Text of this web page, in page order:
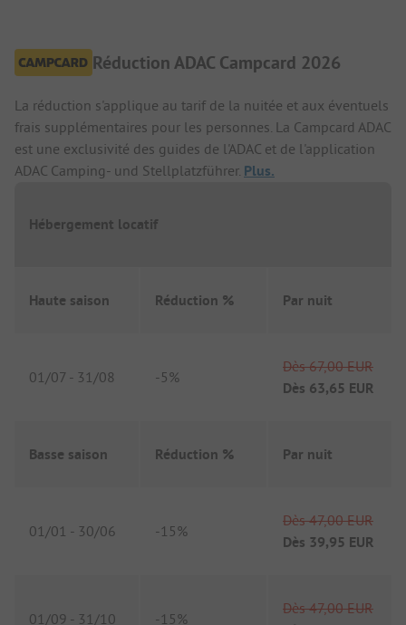
Réduction ADAC Campcard 2026
La réduction s'applique au tarif de la nuitée et aux éventuels
frais supplémentaires pour les personnes. La Campcard ADAC
est une exclusivité des guides de l'ADAC et de l'application
ADAC Camping- und Stellplatzführer. Plus.
Hébergement locatif
Haute saison Réduction % Par nuit
01/07 - 31/08 -5%
Dès 67,00 EUR
Dès 63,65 EUR
Basse saison Réduction % Par nuit
01/01 - 30/06 -15%
Dès 47,00 EUR
Dès 39,95 EUR
01/09 - 31/10 -15%
Dès 47,00 EUR